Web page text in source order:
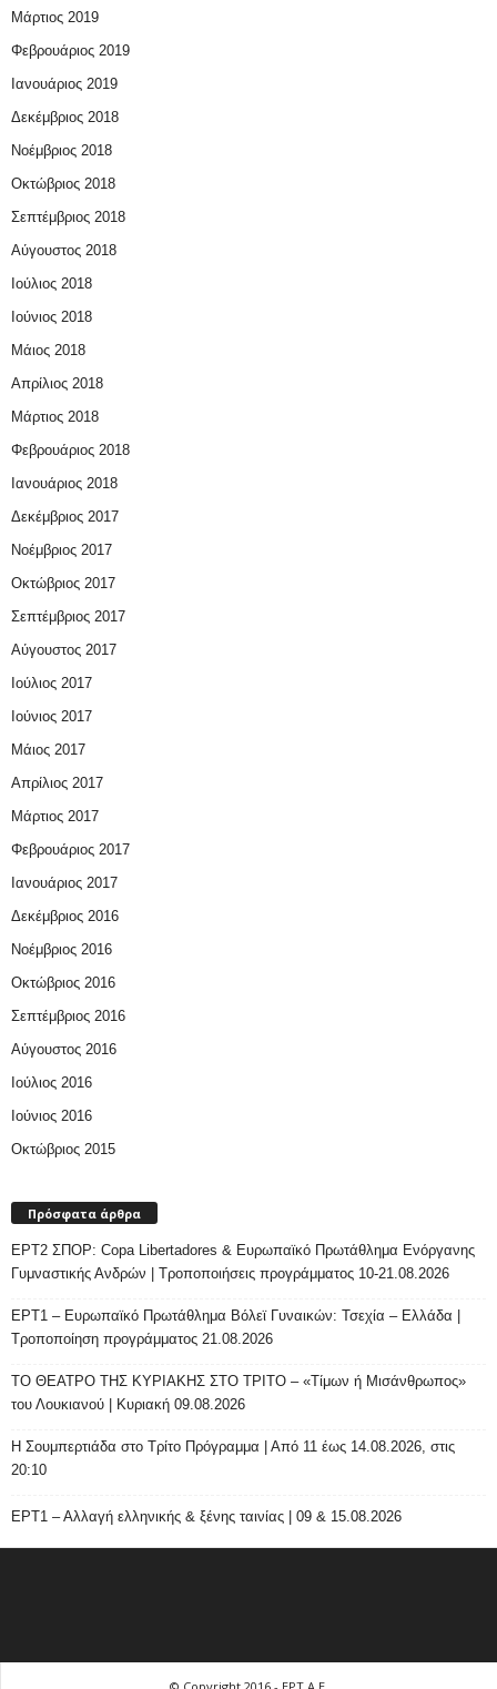
Μάρτιος 2019
Φεβρουάριος 2019
Ιανουάριος 2019
Δεκέμβριος 2018
Νοέμβριος 2018
Οκτώβριος 2018
Σεπτέμβριος 2018
Αύγουστος 2018
Ιούλιος 2018
Ιούνιος 2018
Μάιος 2018
Απρίλιος 2018
Μάρτιος 2018
Φεβρουάριος 2018
Ιανουάριος 2018
Δεκέμβριος 2017
Νοέμβριος 2017
Οκτώβριος 2017
Σεπτέμβριος 2017
Αύγουστος 2017
Ιούλιος 2017
Ιούνιος 2017
Μάιος 2017
Απρίλιος 2017
Μάρτιος 2017
Φεβρουάριος 2017
Ιανουάριος 2017
Δεκέμβριος 2016
Νοέμβριος 2016
Οκτώβριος 2016
Σεπτέμβριος 2016
Αύγουστος 2016
Ιούλιος 2016
Ιούνιος 2016
Οκτώβριος 2015
Πρόσφατα άρθρα
ΕΡΤ2 ΣΠΟΡ: Copa Libertadores & Ευρωπαϊκό Πρωτάθλημα Ενόργανης
Γυμναστικής Ανδρών | Τροποποιήσεις προγράμματος 10-21.08.2026
ΕΡΤ1 – Ευρωπαϊκό Πρωτάθλημα Βόλεϊ Γυναικών: Τσεχία – Ελλάδα |
Τροποποίηση προγράμματος 21.08.2026
ΤΟ ΘΕΑΤΡΟ ΤΗΣ ΚΥΡΙΑΚΗΣ ΣΤΟ ΤΡΙΤΟ – «Τίμων ή Μισάνθρωπος»
του Λουκιανού | Κυριακή 09.08.2026
H Σουμπερτιάδα στο Τρίτο Πρόγραμμα | Από 11 έως 14.08.2026, στις
20:10
ΕΡΤ1 – Αλλαγή ελληνικής & ξένης ταινίας | 09 & 15.08.2026